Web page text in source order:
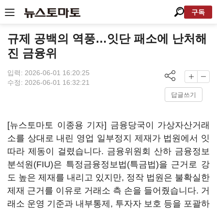
구독
규제 공백의 역풍…잇단 패소에 난처해
진 금융위
입력: 2026-06-01 16:20:25
수정: 2026-06-01 16:32:21
답글쓰기
[뉴스토마토 이종용 기자] 금융당국이 가상자산거래
소를 상대로 내린 영업 일부정지 제재가 법원에서 잇
따라 제동이 걸렸습니다. 금융위원회 산하 금융정보
분석원(FIU)은 특정금융정보법(특금법)을 근거로 강
도 높은 제재를 내리고 있지만, 정작 법원은 불확실한
제재 근거를 이유로 거래소 측 손을 들어줬습니다. 거
래소 운영 기준과 내부통제, 투자자 보호 등을 포괄하